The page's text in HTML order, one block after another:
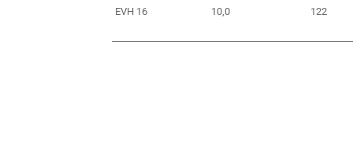
EVH 16 10,0 122